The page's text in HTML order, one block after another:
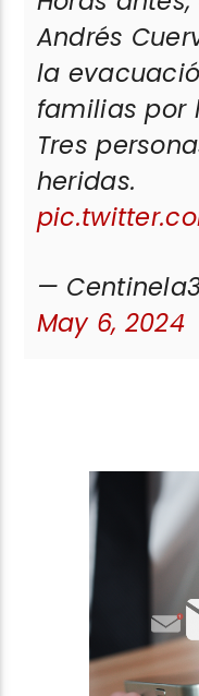
Andrés
la
familias por
Tres
heridas.
—
May 6, 2024